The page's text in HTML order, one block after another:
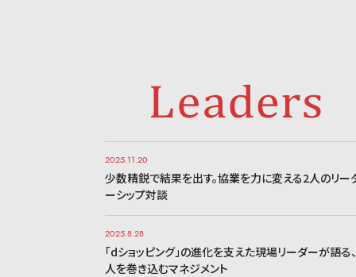
2025.11.20
少数精鋭で結果を出す。協業を力に変える2人のリー
ーシップ対談
2025.8.28
「dショッピング」の進化を支えた現場リーダーが語る、
人を巻き込むマネジメント